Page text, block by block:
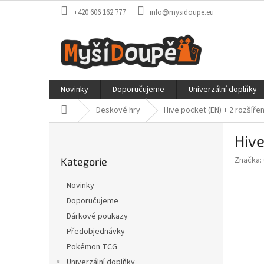
+420 606 162 777 info@mysidoupe.eu
Novinky Doporučujeme Univerzální doplňky
Domů Deskové hry Hive pocket (EN) + 2
kategorie
Kategorie
Novinky
Doporučujeme
Dárkové poukazy
Předobjednávky
Pokémon TCG
Značka: